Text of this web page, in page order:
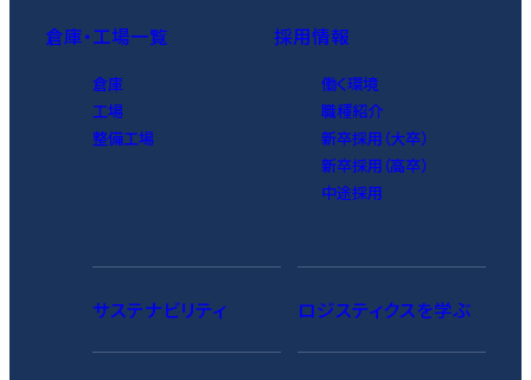
倉庫・工場一覧
倉庫
工場
整備工場
採用情報
働く環境
職種紹介
新卒採用（大卒）
新卒採用（高卒）
中途採用
サステナビリティ ロジスティクスを学ぶ